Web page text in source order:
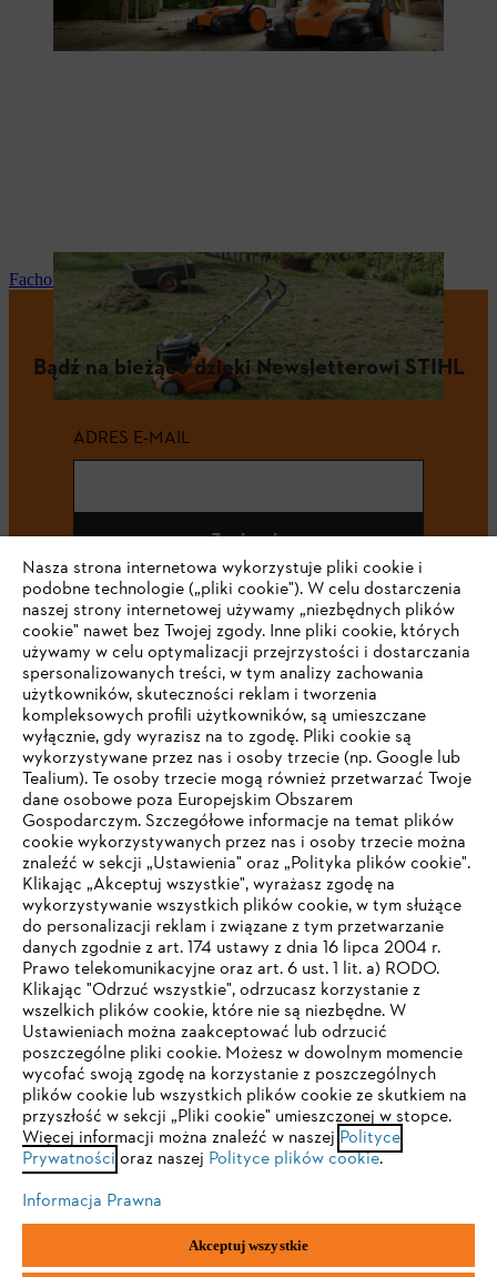
Fachowy serwis i naprawy
Bądź na bieżąco dzięki Newsletterowi STIHL
ADRES E-MAIL
Zapisz się
#STIHL
Firma
STIHL FAQ
Serwis
Polityka prywatności Wskazówki prawne Cookies
Informacje prawne
"ANDREAS STIHL" SP. Z O.O. z siedzibą w Sadach, 62-080 Tarnowo
TWOJA PRZEGLĄDARKA NIE JEST
OBSŁUGIWANA
Korzystasz z przeglądarki, której jeszcze nie obsługujemy. W
celu optymalnego korzystania z naszej strony zalecamy
przejście do jednej z następujących przeglądarek:
Firefox Chrome
Nasza strona internetowa wykorzystuje pliki cookie i
podobne technologie („pliki cookie"). W celu dostarczenia
naszej strony internetowej używamy „niezbędnych plików
cookie" nawet bez Twojej zgody. Inne pliki cookie, których
używamy w celu optymalizacji przejrzystości i dostarczania
spersonalizowanych treści, w tym analizy zachowania
użytkowników, skuteczności reklam i tworzenia
kompleksowych profili użytkowników, są umieszczane
wyłącznie, gdy wyrazisz na to zgodę. Pliki cookie są
wykorzystywane przez nas i osoby trzecie (np. Google lub
Tealium). Te osoby trzecie mogą również przetwarzać Twoje
dane osobowe poza Europejskim Obszarem
Gospodarczym. Szczegółowe informacje na temat plików
cookie wykorzystywanych przez nas i osoby trzecie można
znaleźć w sekcji „Ustawienia" oraz „Polityka plików cookie".
Klikając „Akceptuj wszystkie", wyrażasz zgodę na
wykorzystywanie wszystkich plików cookie, w tym służące
do personalizacji reklam i związane z tym przetwarzanie
danych zgodnie z art. 174 ustawy z dnia 16 lipca 2004 r.
Prawo telekomunikacyjne oraz art. 6 ust. 1 lit. a) RODO.
Klikając "Odrzuć wszystkie", odrzucasz korzystanie z
wszelkich plików cookie, które nie są niezbędne. W
Ustawieniach można zaakceptować lub odrzucić
poszczególne pliki cookie. Możesz w dowolnym momencie
wycofać swoją zgodę na korzystanie z poszczególnych
plików cookie lub wszystkich plików cookie ze skutkiem na
przyszłość w sekcji „Pliki cookie" umieszczonej w stopce.
Więcej informacji można znaleźć w naszej Polityce
Prywatności oraz naszej Polityce plików cookie.
Informacja Prawna
Akceptuj wszystkie